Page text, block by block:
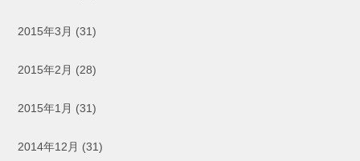
2015年3月 (31)
2015年2月 (28)
2015年1月 (31)
2014年12月 (31)